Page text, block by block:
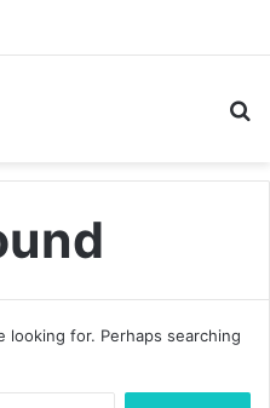
looking for. Perhaps searching